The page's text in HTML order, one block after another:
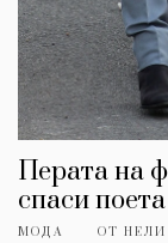
Перата на
спаси
МОДА ОТ НЕЛИ
Ако нашият
© 2026,